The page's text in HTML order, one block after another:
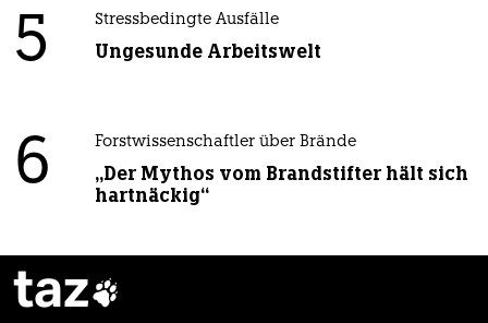
5 Stressbedingte Ausfälle
Ungesunde Arbeitswelt
6 Forstwissenschaftler über Brände
„Der Mythos vom Brandstifter hält sich
hartnäckig“
taz